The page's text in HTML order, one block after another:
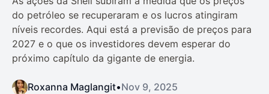
do petróleo se recuperaram e os lucros atingiram
níveis recordes. Aqui está a previsão de preços para
2027 e o que os investidores devem esperar do
próximo capítulo da gigante de energia.
Roxanna Maglangit•Nov 9, 2025